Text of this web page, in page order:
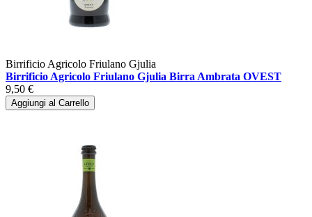
Birrificio Agricolo Friulano Gjulia
Birrificio Agricolo Friulano Gjulia Birra Ambrata OVEST
9,50 €
Aggiungi al Carrello